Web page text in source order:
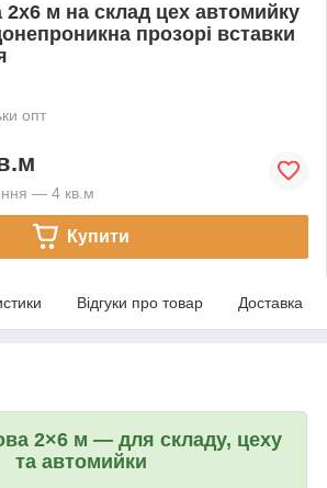
м на склад цех автомийку
прозорі вставки
опт
— 4 кв.м
Купити
Відгуки про товар Доставка
2×6 м — для складу, цеху
та автомийки